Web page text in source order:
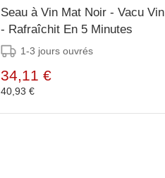
Seau à Vin Mat Noir - Vacu Vin
- Rafraîchit En 5 Minutes
1-3 jours ouvrés
34,11 €
40,93 €